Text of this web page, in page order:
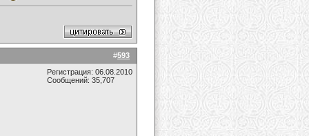
#593
Регистрация: 06.08.2010
Сообщений: 35,707